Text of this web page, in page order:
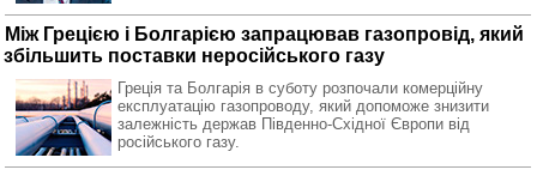
Між Грецією і Болгарією запрацював газопровід, який
збільшить поставки неросійського газу
Греція та Болгарія в суботу розпочали комерційну
експлуатацію газопроводу, який допоможе знизити
залежність держав Південно-Східної Європи від
російського газу.